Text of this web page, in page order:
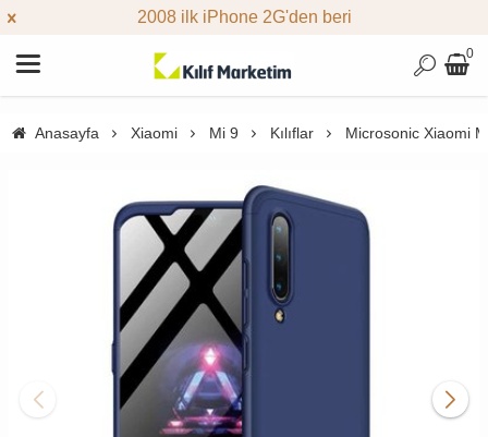
2008 ilk iPhone 2G'den beri
0
Anasayfa Xiaomi Mi 9 Kılıflar Microsonic Xiaomi